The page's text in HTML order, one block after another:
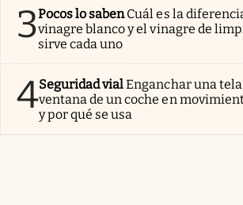
3Pocos lo sabenCuál es la
vinagre blanco y el vinagre de
sirve cada uno
4Seguridad vialEnganchar una
ventana de un coche en
y por qué se usa